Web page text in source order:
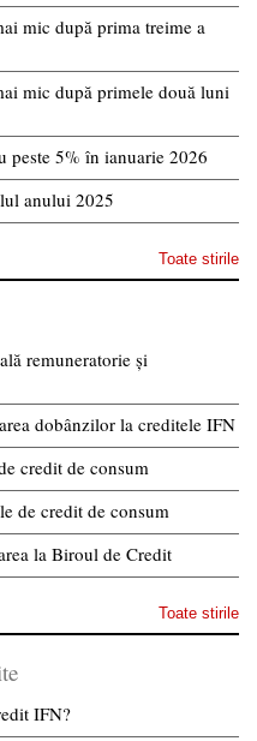
mic după prima treime a
mic după primele două luni
peste 5% în ianuarie 2026
anului 2025
Toate stirile
remuneratorie și
dobânzilor la creditele IFN
credit de consum
de credit de consum
la Biroul de Credit
Toate stirile
IFN?